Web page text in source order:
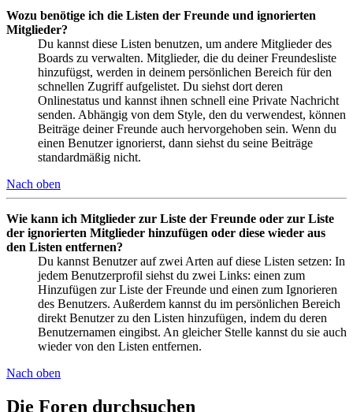
Wozu benötige ich die Listen der Freunde und ignorierten
Mitglieder?
Du kannst diese Listen benutzen, um andere Mitglieder des
Boards zu verwalten. Mitglieder, die du deiner Freundesliste
hinzufügst, werden in deinem persönlichen Bereich für den
schnellen Zugriff aufgelistet. Du siehst dort deren
Onlinestatus und kannst ihnen schnell eine Private Nachricht
senden. Abhängig von dem Style, den du verwendest, können
Beiträge deiner Freunde auch hervorgehoben sein. Wenn du
einen Benutzer ignorierst, dann siehst du seine Beiträge
standardmäßig nicht.
Nach oben
Wie kann ich Mitglieder zur Liste der Freunde oder zur Liste
der ignorierten Mitglieder hinzufügen oder diese wieder aus
den Listen entfernen?
Du kannst Benutzer auf zwei Arten auf diese Listen setzen: In
jedem Benutzerprofil siehst du zwei Links: einen zum
Hinzufügen zur Liste der Freunde und einen zum Ignorieren
des Benutzers. Außerdem kannst du im persönlichen Bereich
direkt Benutzer zu den Listen hinzufügen, indem du deren
Benutzernamen eingibst. An gleicher Stelle kannst du sie auch
wieder von den Listen entfernen.
Nach oben
Die Foren durchsuchen